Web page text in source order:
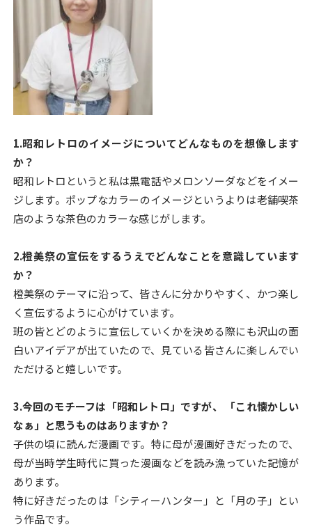
1.昭和レトロのイメージについてどんなものを想像します
か？
昭和レトロというと私は黒電話やメロンソーダなどをイメー
ジします。ポップなカラーのイメージというよりは老舗喫茶
店のような茶色のカラーな感じがします。
2.橙美祭の宣伝をするうえでどんなことを意識しています
か？
橙美祭のテーマに沿って、皆さんに分かりやすく、かつ楽し
く宣伝するように心がけています。
班の皆とどのように宣伝していくかを決める際にも沢山の面
白いアイデアが出ていたので、見ている皆さんに楽しんでい
ただけると嬉しいです。
3.今回のモチーフは「昭和レトロ」ですが、
「これ懐かしい
なぁ」と思うものはありますか？
子供の頃に読んだ漫画です。特に母が漫画好きだったので、
母が当時学生時代に買った漫画などを読み漁っていた記憶が
あります。
特に好きだったのは「シティーハンター」と「月の子」とい
う作品です。